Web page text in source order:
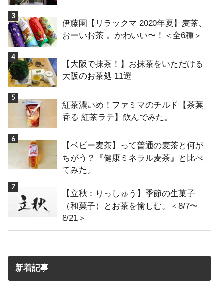
伊藤園【リラックマ 2020年夏】麦茶、
おーいお茶 。かわいい〜！＜全6種＞
【大阪で抹茶！】お抹茶をいただける
大阪のお茶処 11選
紅茶濃いめ！ファミマのチルド【茶葉
香る 紅茶ラテ】飲んでみた。
【ベビー麦茶】って普通の麦茶と何が
ちがう？『健康ミネラル麦茶』と比べ
てみた。
【立秋：りっしゅう】季節の生菓子
（和菓子）とお茶を愉しむ。＜8/7〜
8/21＞
新着記事